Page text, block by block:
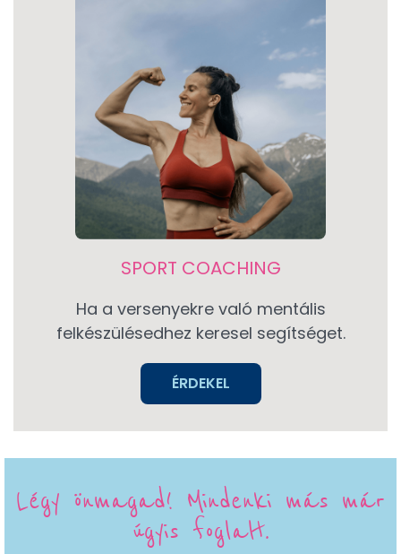
SPORT COACHING
Ha a versenyekre való mentális
felkészülésedhez keresel segítséget.
ÉRDEKEL
Légy önmagad! Mindenki más már
úgyis foglalt.